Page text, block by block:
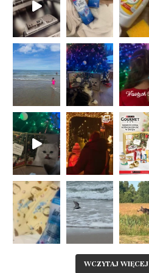
WCZYTAJ WIĘCEJ